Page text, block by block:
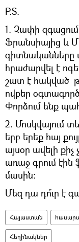
P.S.
1. Չափի զգացում
Ֆրանսիայից և
գիտնականները
հրաժարվել է
շատ է հակված
ովքեր
Փորձում ենք
2. Մոսկվայում
երբ երեք հայ
այսօր ավելի
առաջ գրում էին
մասին։
Մեզ դա դո՞ւր է
Հայաստան
Հեղինակներ